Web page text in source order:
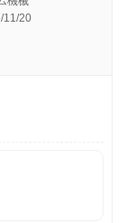
11/20